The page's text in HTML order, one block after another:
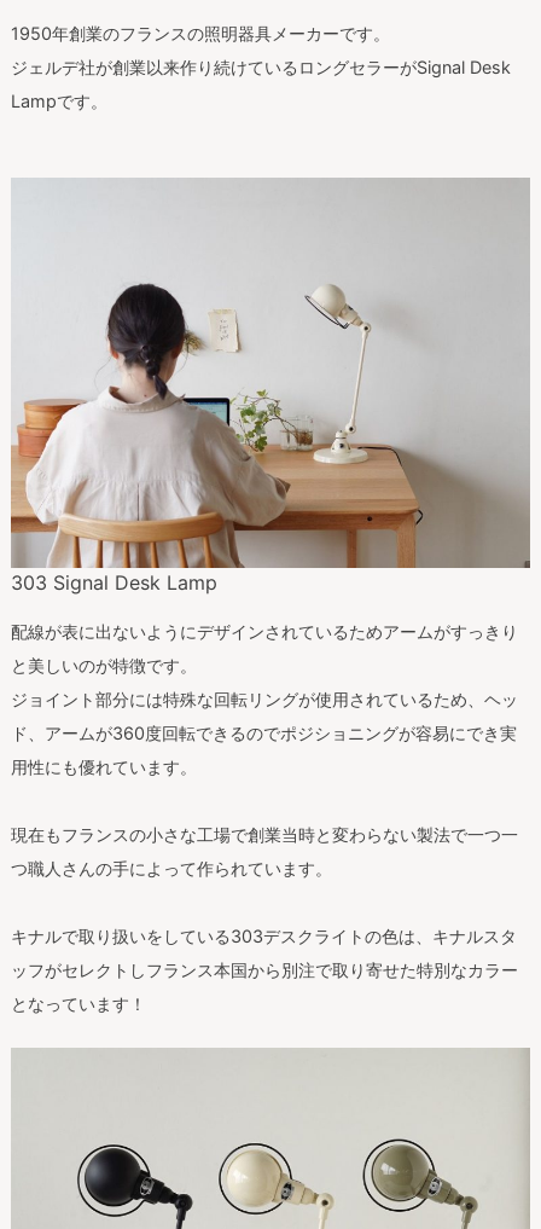
1950年創業のフランスの照明器具メーカーです。
ジェルデ社が創業以来作り続けているロングセラーがSignal Desk
Lampです。
303 Signal Desk Lamp
配線が表に出ないようにデザインされているためアームがすっきり
と美しいのが特徴です。
ジョイント部分には特殊な回転リングが使用されているため、ヘッ
ド、アームが360度回転できるのでポジショニングが容易にでき実
用性にも優れています。
現在もフランスの小さな工場で創業当時と変わらない製法で一つ一
つ職人さんの手によって作られています。
キナルで取り扱いをしている303デスクライトの色は、キナルスタ
ッフがセレクトしフランス本国から別注で取り寄せた特別なカラー
となっています！